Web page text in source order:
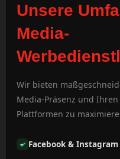
Unsere
Media-
Wir bieten
Media-Präsenz und
Plattformen zu
Facebook & Instagram